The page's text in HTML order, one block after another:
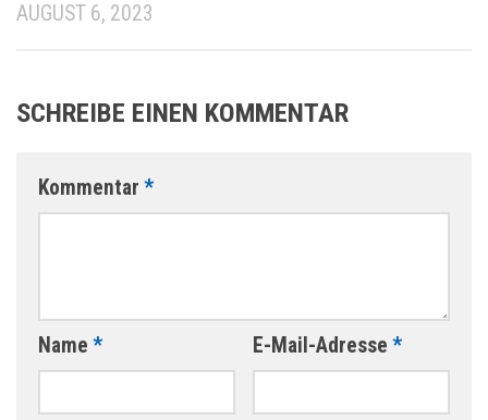
AUGUST 6, 2023
SCHREIBE EINEN KOMMENTAR
Kommentar *
Name * E-Mail-Adresse *